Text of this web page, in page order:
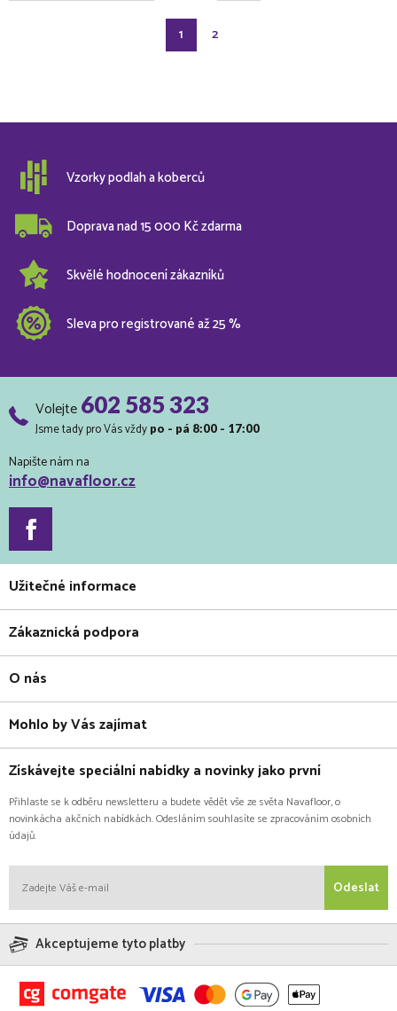
1 2
Vzorky podlah a koberců
Doprava nad 15 000 Kč zdarma
Skvělé hodnocení zákazníků
Sleva pro registrované až 25 %
Volejte602 585 323
Jsme tady pro Vás vždy po - pá 8:00 - 17:00
Napište nám na
info@navafloor.cz
Užitečné informace
Zákaznická podpora
O nás
Mohlo by Vás zajímat
Získávejte speciální nabídky a novinky jako první
Přihlaste se k odběru newsletteru a budete vědět vše ze světa Navafloor, o
novinkácha akčních nabídkách. Odesláním souhlasíte se zpracováním osobních
údajů.
Odeslat
Akceptujeme tyto platby